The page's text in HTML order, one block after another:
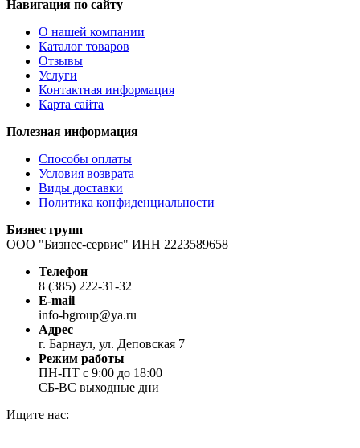
Навигация по сайту
О нашей компании
Каталог товаров
Отзывы
Услуги
Контактная информация
Карта сайта
Полезная информация
Способы оплаты
Условия возврата
Виды доставки
Политика конфиденциальности
Бизнес групп
ООО "Бизнес-сервис" ИНН 2223589658
Телефон
8 (385) 222-31-32
E-mail
info-bgroup@ya.ru
Адрес
г. Барнаул, ул. Деповская 7
Режим работы
ПН-ПТ с 9:00 до 18:00
СБ-ВС выходные дни
Ищите нас: